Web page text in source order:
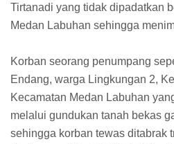
Tirtanadi yang tidak dipadatkan
Medan Labuhan sehingga
Korban seorang penumpang
Endang, warga Lingkungan 2,
Kecamatan Medan Labuhan
melalui gundukan tanah bekas
sehingga korban tewas ditabrak